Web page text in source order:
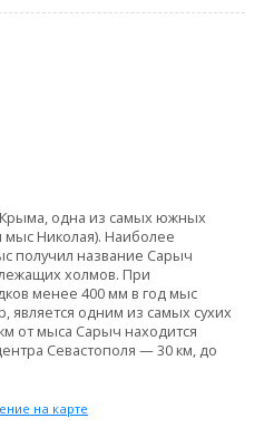
одна из самых южных
мыс Николая). Наиболее
получил название Сарыч
холмов. При
менее 400 мм в год мыс
является одним из самых сухих
от мыса Сарыч находится
Севастополя — 30 км, до
на карте